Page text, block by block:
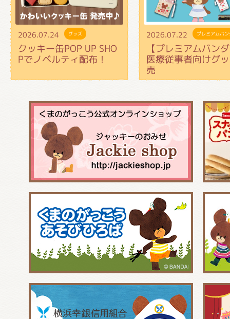
2026.07.24 グッズ
クッキー缶POP UP SHO
Pでノベルティ配布！
2026.07.22 プレミアムバ
【プレミアムバン
医療従事者向けグ
売